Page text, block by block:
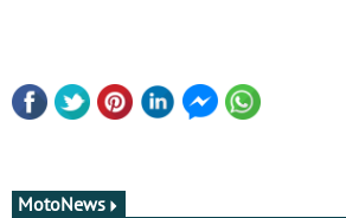
MotoNews